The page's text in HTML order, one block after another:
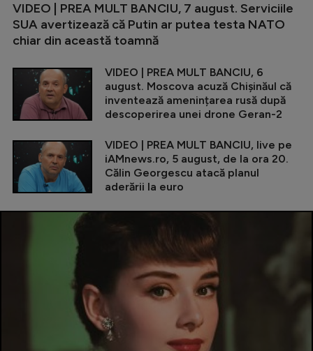
VIDEO | PREA MULT BANCIU, 7 august. Serviciile
SUA avertizează că Putin ar putea testa NATO
chiar din această toamnă
VIDEO | PREA MULT BANCIU, 6
august. Moscova acuză Chișinăul că
inventează amenințarea rusă după
descoperirea unei drone Geran-2
VIDEO | PREA MULT BANCIU, live pe
iAMnews.ro, 5 august, de la ora 20.
Călin Georgescu atacă planul
aderării la euro